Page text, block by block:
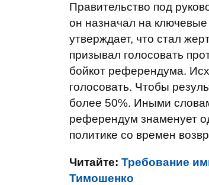
Правительство под
он назначал на
утверждает, что стал
призывал голосовать
бойкот референдума.
голосовать. Чтобы
более 50%. Иными
референдум знаменует
политике со времен
Читайте: Требование
Тимошенко